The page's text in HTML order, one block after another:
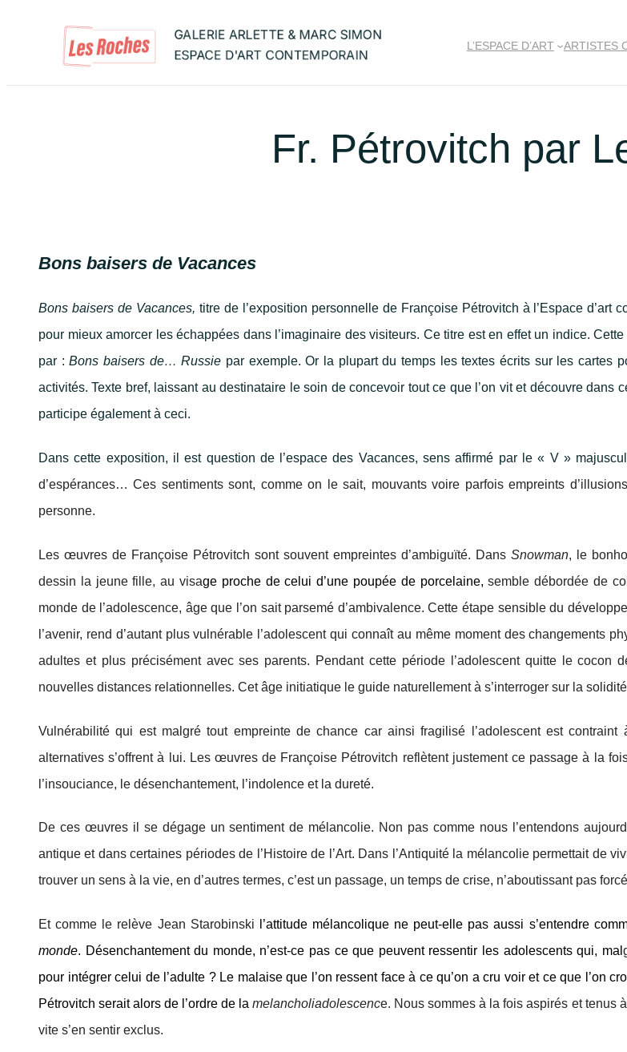
contenu
L’ESPACE D’ART ARTISTES
Fr. Pétrovitch par
Bons baisers de Vacances
Bons baisers de Vacances, titre de l’exposition personnelle de Françoise Pétrovitch à l’Espace
pour mieux amorcer les échappées dans l’imaginaire des visiteurs. Ce titre est en effet un indice.
par :Bons baisers de… Russie par exemple. Or la plupart du temps les textes écrits sur les cartes
activités. Texte bref, laissant au destinataire le soin de concevoir tout ce que l’on vit et découvre dans
participe également à ceci.
Dans cette exposition, il est question de l’espace des Vacances, sens affirmé par le « V »
d’espérances… Ces sentiments sont, comme on le sait, mouvants voire parfois empreints
personne.
Les œuvres de Françoise Pétrovitch sont souvent empreintes d’ambiguïté. Dans Snowman, le
dessin la jeune fille, au visage proche de celui d’une poupée de porcelaine,semble débordée de
monde de l’adolescence, âge que l’on sait parsemé d’ambivalence. Cette étape sensible du
l’avenir, rend d’autant plus vulnérable l’adolescent qui connaît au même moment des changements
adultes et plus précisément avec ses parents. Pendant cette période l’adolescent quitte le cocon
nouvelles distances relationnelles. Cet âge initiatique le guide naturellement à s’interroger sur la
Vulnérabilité qui est malgré tout empreinte de chance car ainsi fragilisé l’adolescent est
alternatives s’offrent à lui. Les œuvres de Françoise Pétrovitch reflètent justement ce passage à la
l’insouciance, le désenchantement, l’indolence et la dureté.
De ces œuvres il se dégage un sentiment de mélancolie. Non pas comme nous l’entendons
antique et dans certaines périodes de l’Histoire de l’Art. Dans l’Antiquité la mélancolie permettait de
trouver un sens à la vie, en d’autres termes, c’est un passage, un temps de crise, n’aboutissant pas
Et comme le relève Jean Starobinski l’attitude mélancolique ne peut-elle pas aussi s’entendre
monde. Désenchantement du monde, n’est-ce pas ce que peuvent ressentir les adolescents qui, mal
pour intégrer celui de l’adulte ? Le malaise que l’on ressent face à ce qu’on a cru voir et ce que l’on
Pétrovitch serait alors de l’ordre de lamelancholiadolescence. Nous sommes à la fois aspirés et tenus
vite s’en sentir exclus.